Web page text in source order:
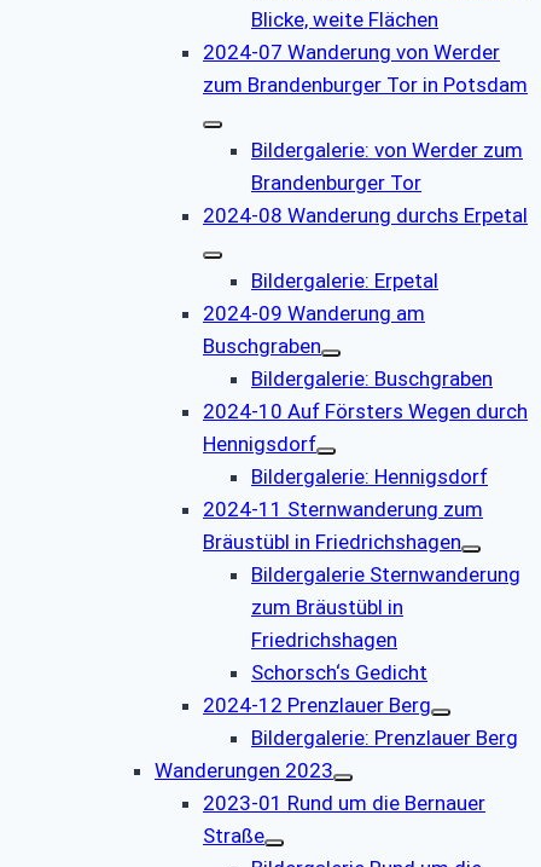
Blicke, weite Flächen
2024-07 Wanderung von Werder
zum Brandenburger Tor in Potsdam
Bildergalerie: von Werder zum
Brandenburger Tor
2024-08 Wanderung durchs Erpetal
Bildergalerie: Erpetal
2024-09 Wanderung am
Buschgraben
Bildergalerie: Buschgraben
2024-10 Auf Försters Wegen durch
Hennigsdorf
Bildergalerie: Hennigsdorf
2024-11 Sternwanderung zum
Bräustübl in Friedrichshagen
Bildergalerie Sternwanderung
zum Bräustübl in
Friedrichshagen
Schorsch‘s Gedicht
2024-12 Prenzlauer Berg
Bildergalerie: Prenzlauer Berg
Wanderungen 2023
2023-01 Rund um die Bernauer
Straße